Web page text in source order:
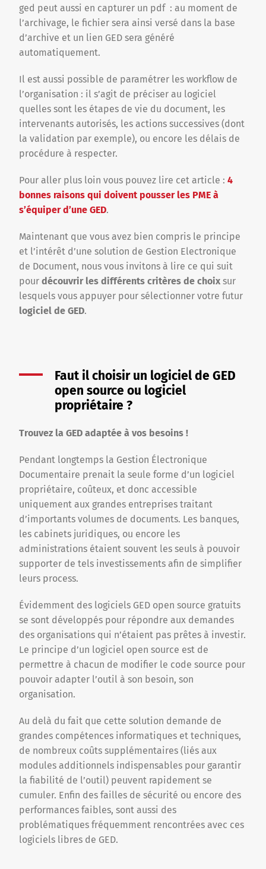
ged peut aussi en capturer un pdf : au moment de
l’archivage, le fichier sera ainsi versé dans la base
d’archive et un lien GED sera généré
automatiquement.
Il est aussi possible de paramétrer les workflow de
l’organisation : il s’agit de préciser au logiciel
quelles sont les étapes de vie du document, les
intervenants autorisés, les actions successives (dont
la validation par exemple), ou encore les délais de
procédure à respecter.
Pour aller plus loin vous pouvez lire cet article :4
bonnes raisons qui doivent pousser les PME à
s’équiper d’une GED.
Maintenant que vous avez bien compris le principe
et l’intérêt d’une solution de Gestion Electronique
de Document, nous vous invitons à lire ce qui suit
pourdécouvrir les différents critères de choix sur
lesquels vous appuyer pour sélectionner votre futur
logiciel de GED.
Faut il choisir un logiciel de GED
open source ou logiciel
propriétaire ?
Trouvez la GED adaptée à vos besoins !
Pendant longtemps la Gestion Électronique
Documentaire prenait la seule forme d’un logiciel
propriétaire, coûteux, et donc accessible
uniquement aux grandes entreprises traitant
d’importants volumes de documents. Les banques,
les cabinets juridiques, ou encore les
administrations étaient souvent les seuls à pouvoir
supporter de tels investissements afin de simplifier
leurs process.
Évidemment des logiciels GED open source gratuits
se sont développés pour répondre aux demandes
des organisations qui n’étaient pas prêtes à investir.
Le principe d’un logiciel open source est de
permettre à chacun de modifier le code source pour
pouvoir adapter l’outil à son besoin, son
organisation.
Au delà du fait que cette solution demande de
grandes compétences informatiques et techniques,
de nombreux coûts supplémentaires (liés aux
modules additionnels indispensables pour garantir
la fiabilité de l’outil) peuvent rapidement se
cumuler. Enfin des failles de sécurité ou encore des
performances faibles, sont aussi des
problématiques fréquemment rencontrées avec ces
logiciels libres de GED.